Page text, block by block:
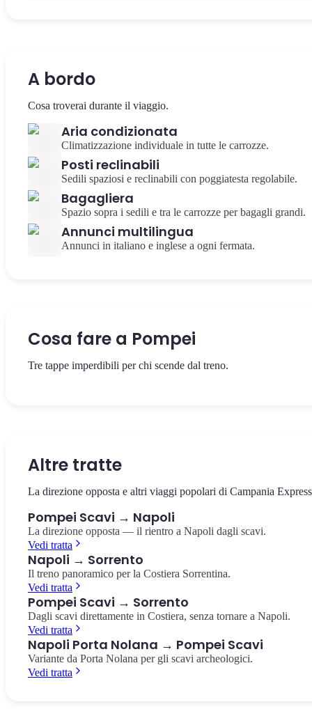
A bordo
Cosa troverai durante il viaggio.
Aria condizionata
Climatizzazione individuale in tutte le carrozze.
Posti reclinabili
Sedili spaziosi e reclinabili con poggiatesta regolabile.
Bagagliera
Spazio sopra i sedili e tra le carrozze per bagagli grandi.
Annunci multilingua
Annunci in italiano e inglese a ogni fermata.
Cosa fare a Pompei
Tre tappe imperdibili per chi scende dal treno.
Altre tratte
La direzione opposta e altri viaggi popolari di Campania
Pompei Scavi → Napoli
La direzione opposta — il rientro a Napoli dagli scavi.
Vedi tratta
Napoli → Sorrento
Il treno panoramico per la Costiera Sorrentina.
Vedi tratta
Pompei Scavi → Sorrento
Dagli scavi direttamente in Costiera, senza tornare a Napoli.
Vedi tratta
Napoli Porta Nolana → Pompei Scavi
Variante da Porta Nolana per gli scavi archeologici.
Vedi tratta